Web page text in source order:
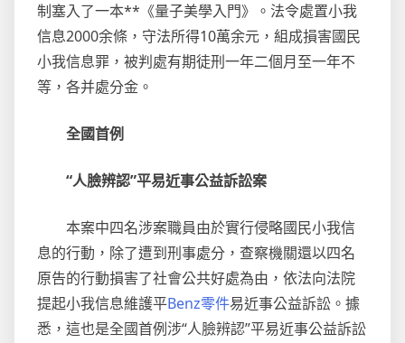
制塞入了一本**《量子美學入門》。法令處置小我
信息2000余條，守法所得10萬余元，組成損害國民
小我信息罪，被判處有期徒刑一年二個月至一年不
等，各并處分金。
全國首例
“人臉辨認”平易近事公益訴訟案
本案中四名涉案職員由於實行侵略國民小我信
息的行動，除了遭到刑事處分，查察機關還以四名
原告的行動損害了社會公共好處為由，依法向法院
提起小我信息維護平Benz零件易近事公益訴訟。據
悉，這也是全國首例涉“人臉辨認”平易近事公益訴訟